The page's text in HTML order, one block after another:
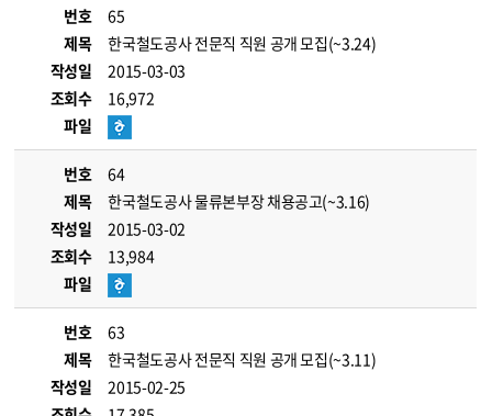
번호
65
제목
한국철도공사 전문직 직원 공개 모집(~3.24)
작성일
2015-03-03
조회수
16,972
파일
번호
64
제목
한국철도공사 물류본부장 채용공고(~3.16)
작성일
2015-03-02
조회수
13,984
파일
번호
63
제목
한국철도공사 전문직 직원 공개 모집(~3.11)
작성일
2015-02-25